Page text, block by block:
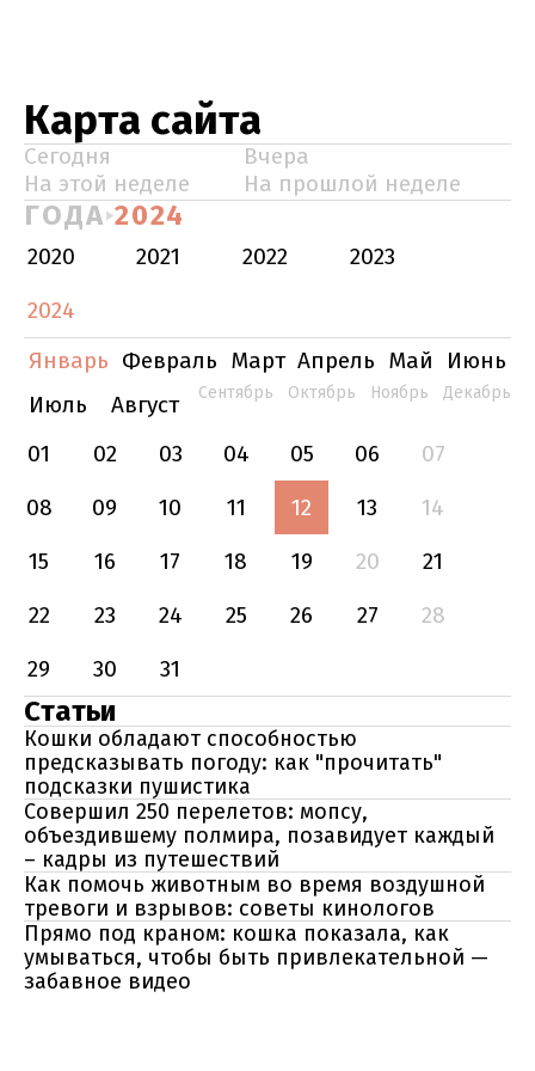
Карта сайта
Сегодня
Вчера
На этой неделе
На прошлой неделе
ГОДА 2024
2020 2021 2022
2023
2024
Январь Февраль Март Апрель Май
Июнь
Июль
Август Сентябрь Октябрь Ноябрь Декабрь
01 02 03 04 05 06
07
08
09 10 11 12 13
14
15
16 17 18 19 20
21
22
23 24 25 26 27
28
29
30 31
Статьи
Кошки обладают способностью
предсказывать погоду: как "прочитать"
подсказки пушистика
Совершил 250 перелетов: мопсу,
объездившему полмира, позавидует каждый
– кадры из путешествий
Как помочь животным во время воздушной
тревоги и взрывов: советы кинологов
Прямо под краном: кошка показала, как
умываться, чтобы быть привлекательной —
забавное видео